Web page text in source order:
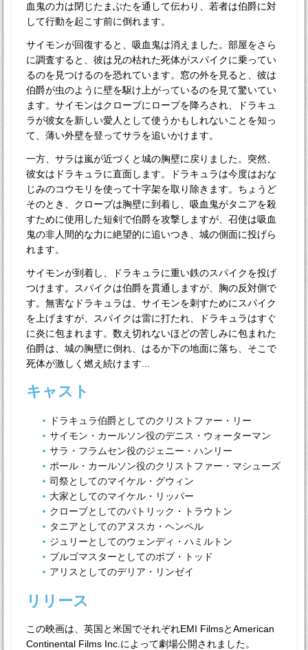
血鬼の力は閉じたまぶたを通して伝わり、若者は伯爵に対
して行動を起こす前に倒れます。
サイモンが回復すると、吸血鬼は消えました。部屋をさら
に調査すると、彼は兄の枯れた死体がスパイクに乗ってい
るのを見つけるのを恐れています。窓の外を見ると、彼は
伯爵が虫のように壁を駆け上がっているのを見て驚いてい
ます。サイモンはクローブにロープを降ろされ、ドラキュ
ラが彼女を新しい愛人として使うかもしれないことを知っ
て、薄い外壁を登ってサラを追いかけます。
一方、サラは嵐が近づくと城の胸壁に戻りました。突然、
彼女はドラキュラに直面します。ドラキュラは今度はおな
じみのコウモリを使って十字架を取り除きます。ちょうど
そのとき、クローブは胸壁に到着し、吸血鬼がタニアを殺
すために使用した短剣で伯爵を攻撃しますが、召使は吸血
鬼の非人間的な力に絶望的に追いつき、城の側面に投げら
れます。
サイモンが到着し、ドラキュラに重い鉄のスパイクを投げ
つけます。スパイクは伯爵を貫通しますが、胸の反対側で
す。無害なドラキュラは、サイモンを刺すためにスパイク
を上げますが、スパイクは雷に打たれ、ドラキュラはすぐ
に炎に包まれます。数え切れないほどの苦しみに包まれた
伯爵は、城の胸壁に倒れ、はるか下の地面に落ち、そこで
死体が激しく燃え続けます...
キャスト
ドラキュラ伯爵としてのクリストファー・リー
サイモン・カールソン役のデニス・ウォーターマン
サラ・フラムセン役のジェニー・ハンリー
ポール・カールソン役のクリストファー・マシューズ
司祭としてのマイケル・グウィン
大家としてのマイケル・リッパー
クローブとしてのパトリック・トラウトン
タニアとしてのアヌスカ・ヘンペル
ジュリーとしてのウェンディ・ハミルトン
ブルゴマスターとしてのボブ・トッド
アリスとしてのデリア・リンゼイ
リリース
この映画は、英国と米国でそれぞれEMI FilmsとAmerican
Continental Films Inc.によって劇場公開されました。